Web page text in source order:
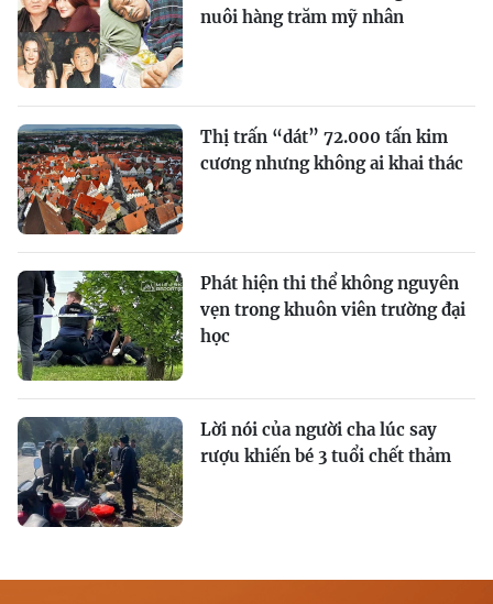
nuôi hàng trăm mỹ nhân
Thị trấn “dát” 72.000 tấn kim
cương nhưng không ai khai thác
Phát hiện thi thể không nguyên
vẹn trong khuôn viên trường đại
học
Lời nói của người cha lúc say
rượu khiến bé 3 tuổi chết thảm